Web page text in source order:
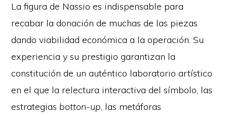
La figura de Nassio es indispensable para
recabar la donación de muchas de las piezas
dando viabilidad económica a la operación. Su
experiencia y su prestigio garantizan la
constitución de un auténtico laboratorio artístico
en el que la relectura interactiva del símbolo, las
estrategias botton-up, las metáforas